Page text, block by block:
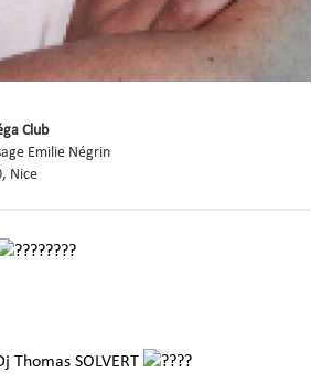
Club
Emilie Négrin
Nice
Thomas SOLVERT